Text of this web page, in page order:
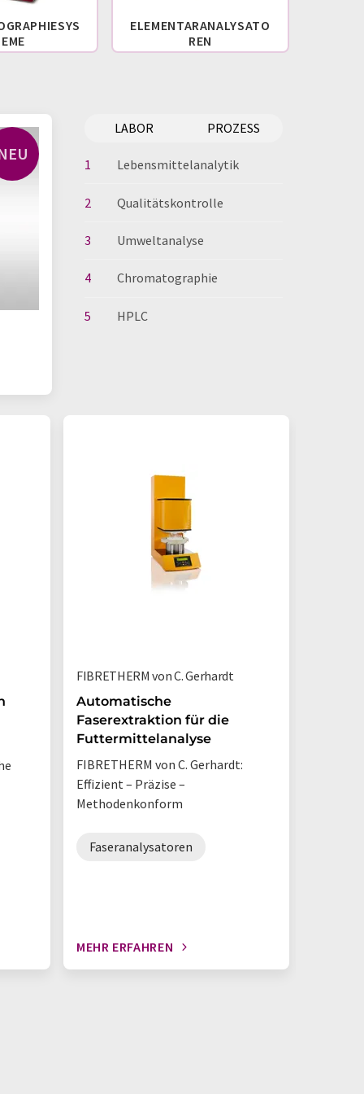
ELEMENTARANALYSATO
REN
LABOR PROZESS
1 Lebensmittelanalytik
2 Qualitätskontrolle
3 Umweltanalyse
4 Chromatographie
5 HPLC
FIBRETHERM von C. Gerhardt
Automatische
Faserextraktion für die
Futtermittelanalyse
FIBRETHERM von C. Gerhardt:
Effizient – Präzise –
Methodenkonform
Faseranalysatoren
MEHR ERFAHREN